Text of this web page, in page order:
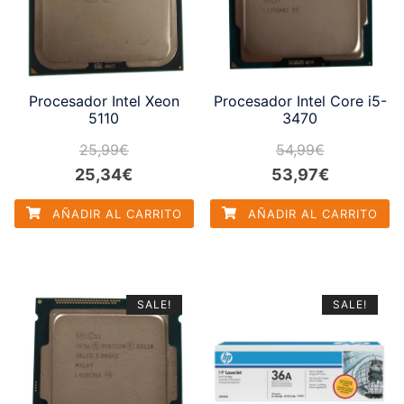
Procesador Intel Xeon
5110
25,99€
El
precio
original
25,34€
precio
actual
AÑADIR AL CARRITO
Procesador Intel Core i5-
3470
54,99€
El
precio
original
53,97€El
precio
actual
AÑADIR AL CARRITO
SALE! SALE!